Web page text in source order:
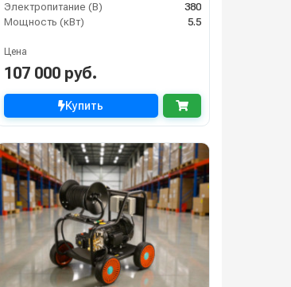
Электропитание (В)
380
Мощность (кВт)
5.5
Цена
107 000 руб.
Купить